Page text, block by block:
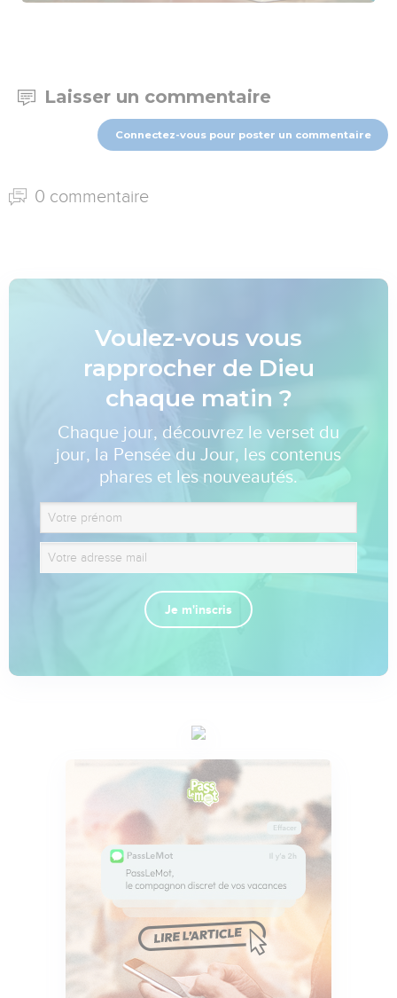
Laisser un commentaire
Connectez-vous pour poster un commentaire
0 commentaire
Voulez-vous vous
rapprocher de Dieu
chaque matin ?
Chaque jour, découvrez le verset du
jour, la Pensée du Jour, les contenus
phares et les nouveautés.
Je m'inscris